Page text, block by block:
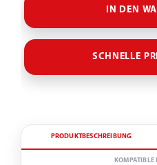
IN DEN
SCHNELLE
PRODUKTBESCHREIBUNG
KOMPATIBLE